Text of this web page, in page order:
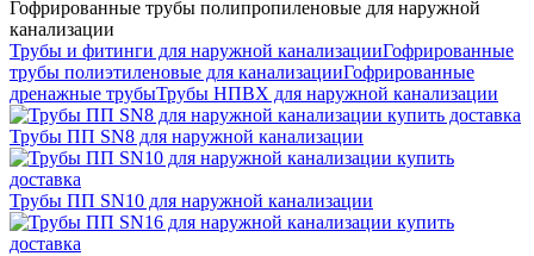
Гофрированные трубы полипропиленовые для наружной
канализации
Трубы и фитинги для наружной канализацииГофрированные
трубы полиэтиленовые для канализацииГофрированные
дренажные трубыТрубы НПВХ для наружной канализации
Трубы ПП SN8 для наружной канализации
Трубы ПП SN10 для наружной канализации